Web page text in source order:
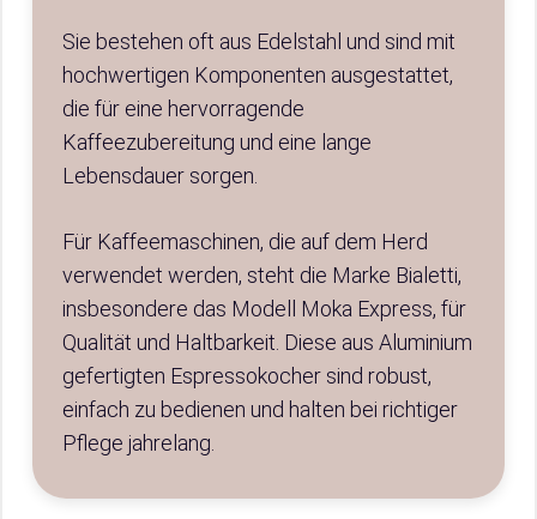
Sie bestehen oft aus Edelstahl und sind mit
hochwertigen Komponenten ausgestattet,
die für eine hervorragende
Kaffeezubereitung und eine lange
Lebensdauer sorgen.
Für Kaffeemaschinen, die auf dem Herd
verwendet werden, steht die Marke Bialetti,
insbesondere das Modell Moka Express, für
Qualität und Haltbarkeit. Diese aus Aluminium
gefertigten Espressokocher sind robust,
einfach zu bedienen und halten bei richtiger
Pflege jahrelang.